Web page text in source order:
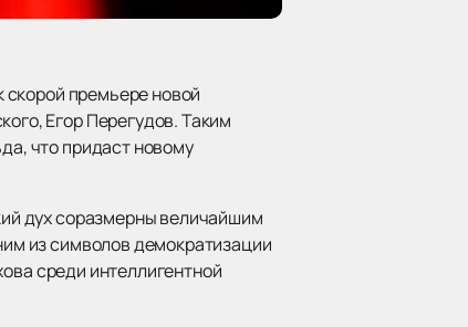
скорой премьере новой
Егор Перегудов. Таким
что придаст новому
дух соразмерны величайшим
из символов демократизации
среди интеллигентной